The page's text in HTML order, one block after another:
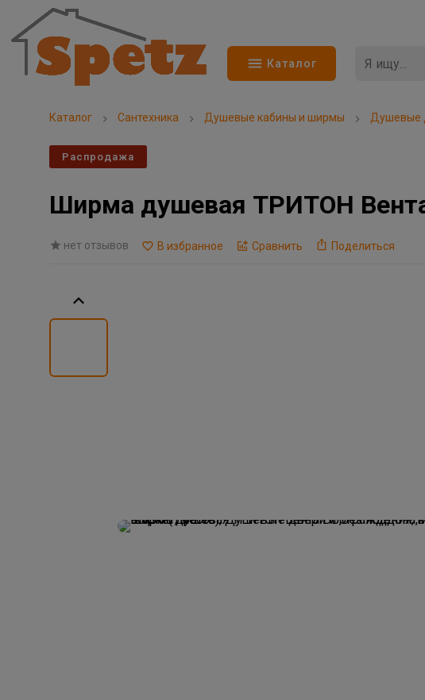
Каталог
Каталог Сантехника Душевые кабины и ширмы Душевые
Распродажа
Ширма душевая ТРИТОН
нет отзывов В избранное Сравнить Поделиться